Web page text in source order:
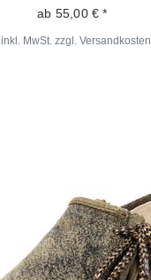
ab 55,00 € *
inkl. MwSt. zzgl. Versandkosten